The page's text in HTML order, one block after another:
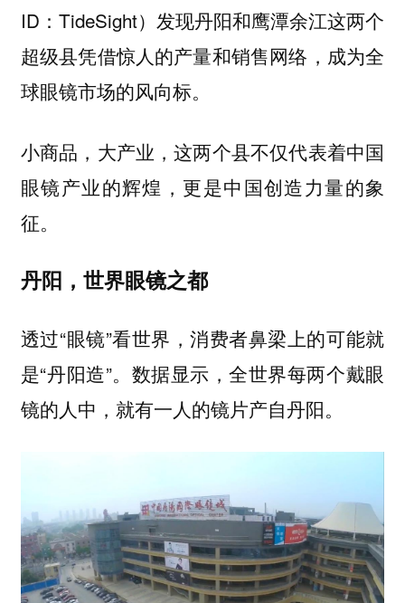
ID：TideSight）发现丹阳和鹰潭余江这两个
超级县凭借惊人的产量和销售网络，成为全
球眼镜市场的风向标。
小商品，大产业，这两个县不仅代表着中国
眼镜产业的辉煌，更是中国创造力量的象
征。
丹阳，世界眼镜之都
透过“眼镜”看世界，消费者鼻梁上的可能就
是“丹阳造”。 数据显示，全世界每两个戴眼
镜的人中，就有一人的镜片产自丹阳。